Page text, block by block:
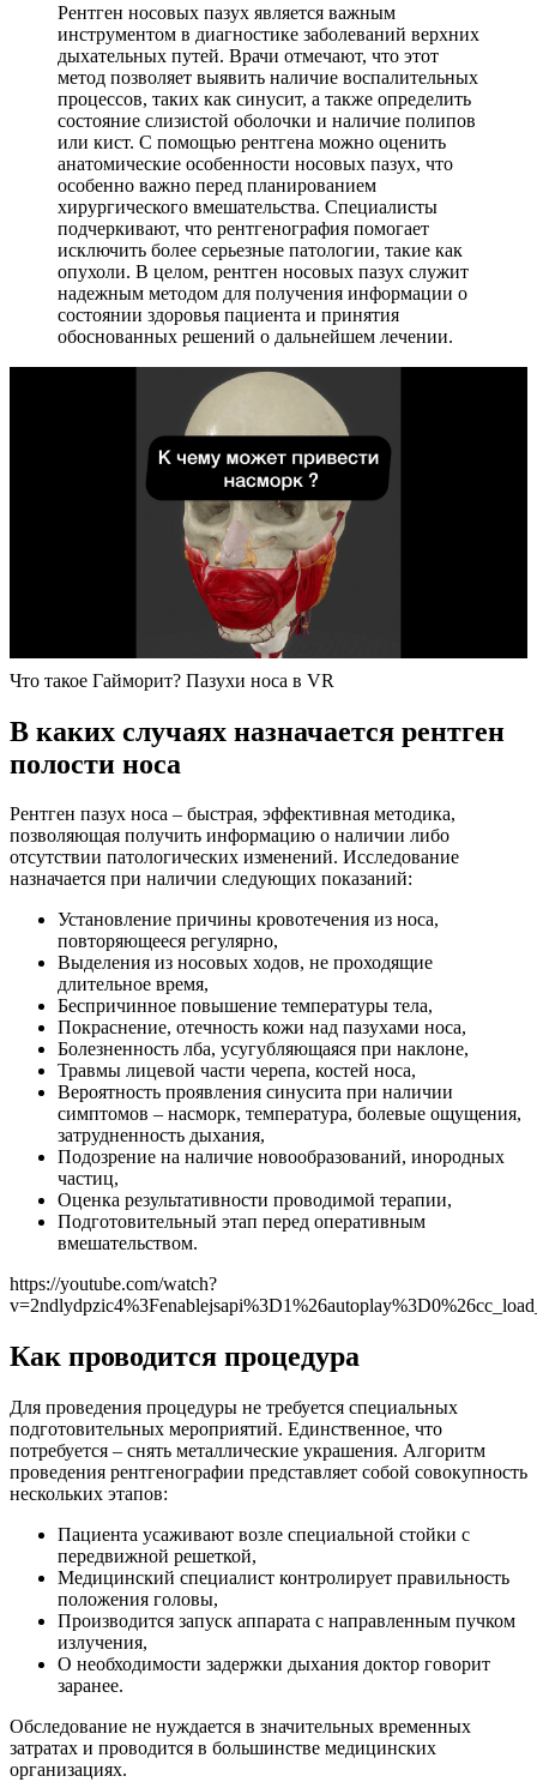
Рентген носовых пазух является важным
инструментом в диагностике заболеваний верхних
дыхательных путей. Врачи отмечают, что этот
метод позволяет выявить наличие воспалительных
процессов, таких как синусит, а также определить
состояние слизистой оболочки и наличие полипов
или кист. С помощью рентгена можно оценить
анатомические особенности носовых пазух, что
особенно важно перед планированием
хирургического вмешательства. Специалисты
подчеркивают, что рентгенография помогает
исключить более серьезные патологии, такие как
опухоли. В целом, рентген носовых пазух служит
надежным методом для получения информации о
состоянии здоровья пациента и принятия
обоснованных решений о дальнейшем лечении.
Что такое Гайморит? Пазухи носа в VR
В каких случаях назначается рентген
полости носа
Рентген пазух носа – быстрая, эффективная методика,
позволяющая получить информацию о наличии либо
отсутствии патологических изменений. Исследование
назначается при наличии следующих показаний:
Установление причины кровотечения из носа,
повторяющееся регулярно,
Выделения из носовых ходов, не проходящие
длительное время,
Беспричинное повышение температуры тела,
Покраснение, отечность кожи над пазухами носа,
Болезненность лба, усугубляющаяся при наклоне,
Травмы лицевой части черепа, костей носа,
Вероятность проявления синусита при наличии
симптомов – насморк, температура, болевые ощущения,
затрудненность дыхания,
Подозрение на наличие новообразований, инородных
частиц,
Оценка результативности проводимой терапии,
Подготовительный этап перед оперативным
вмешательством.
https://youtube.com/watch?
Как проводится процедура
Для проведения процедуры не требуется специальных
подготовительных мероприятий. Единственное, что
потребуется – снять металлические украшения. Алгоритм
проведения рентгенографии представляет собой совокупность
нескольких этапов:
Пациента усаживают возле специальной стойки с
передвижной решеткой,
Медицинский специалист контролирует правильность
положения головы,
Производится запуск аппарата с направленным пучком
излучения,
О необходимости задержки дыхания доктор говорит
заранее.
Обследование не нуждается в значительных временных
затратах и проводится в большинстве медицинских
организациях.